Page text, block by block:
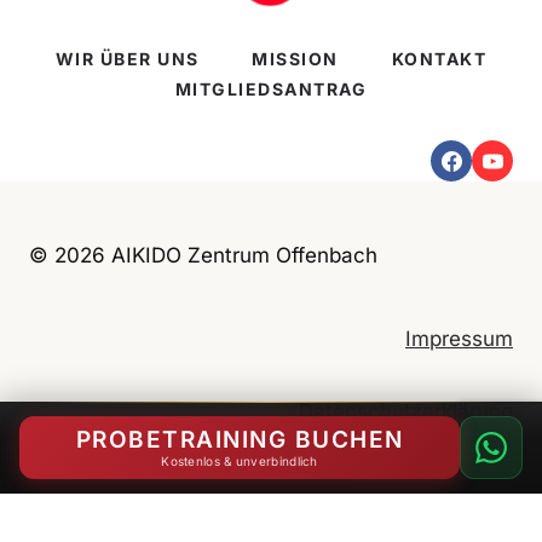
WIR ÜBER UNS MISSION
KONTAKT
MITGLIEDSANTRAG
© 2026 AIKIDO Zentrum Offenbach
Impressum
Datenschutzerklärung
PROBETRAINING BUCHEN
Kostenlos & unverbindlich